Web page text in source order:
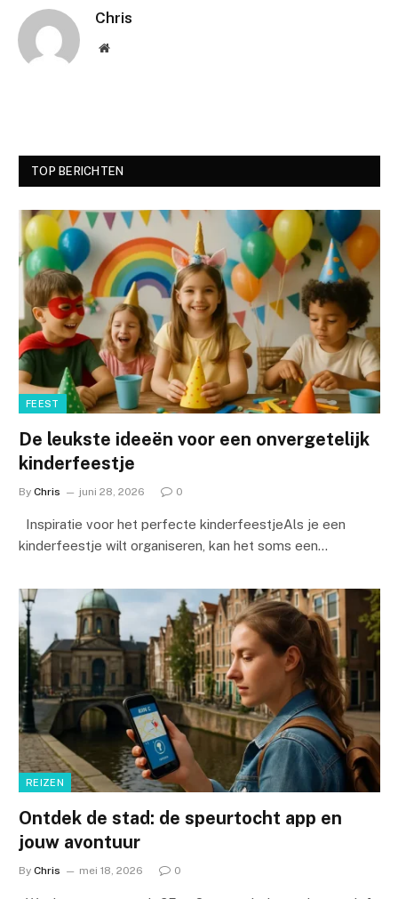
Chris
Website
TOP BERICHTEN
FEEST
De leukste ideeën voor een onvergetelijk
kinderfeestje
By Chris juni 28, 2026 0
Inspiratie voor het perfecte kinderfeestjeAls je een
kinderfeestje wilt organiseren, kan het soms een…
REIZEN
Ontdek de stad: de speurtocht app en
jouw avontuur
By Chris mei 18, 2026 0